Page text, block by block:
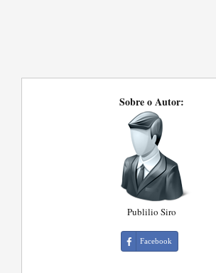
Sobre o Autor:
Publilio Siro
Facebook